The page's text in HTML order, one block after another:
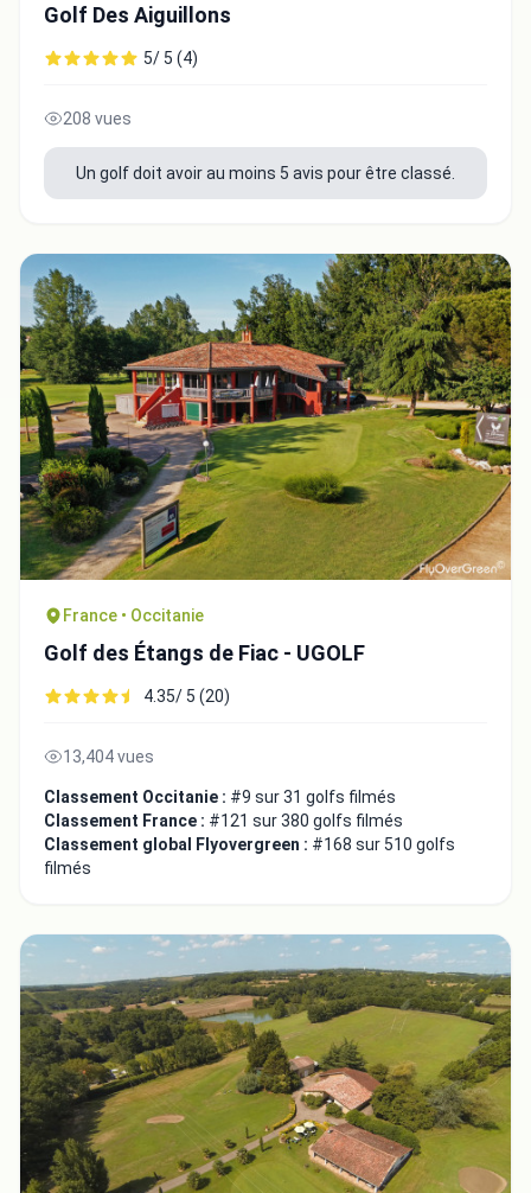
Golf Des Aiguillons
5/ 5 (4)
208 vues
Un golf doit avoir au moins 5 avis pour être classé.
France • Occitanie
Golf des Étangs de Fiac - UGOLF
4.35/ 5 (20)
13,404 vues
Classement Occitanie : #9 sur 31 golfs filmés
Classement France : #121 sur 380 golfs filmés
Classement global Flyovergreen : #168 sur 510 golfs
filmés